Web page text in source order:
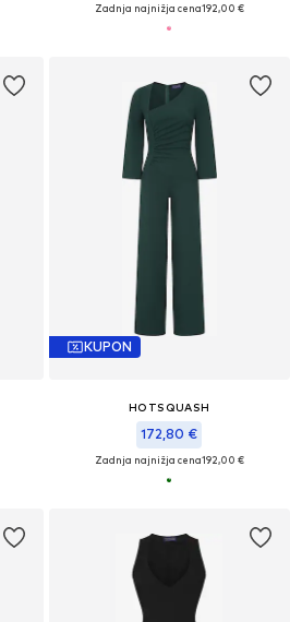
Zadnja najnižja cena192,00 €
KUPON
HOTSQUASH
172,80 €
Zadnja najnižja cena192,00 €